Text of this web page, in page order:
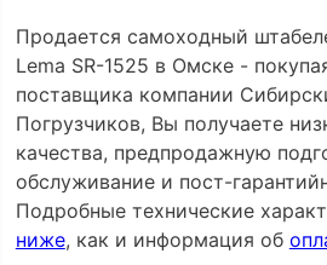
Продается самоходный
Lema SR-1525 в Омске -
поставщика компании
Погрузчиков, Вы получаете
качества, предпродажную
обслуживание и пост-
Подробные технические
ниже, как и информация об